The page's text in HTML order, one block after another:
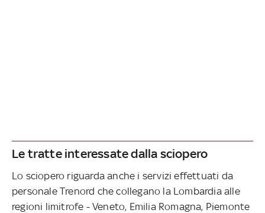
Le tratte interessate dalla sciopero
Lo sciopero riguarda anche i servizi effettuati da
personale Trenord che collegano la Lombardia alle
regioni limitrofe - Veneto, Emilia Romagna, Piemonte